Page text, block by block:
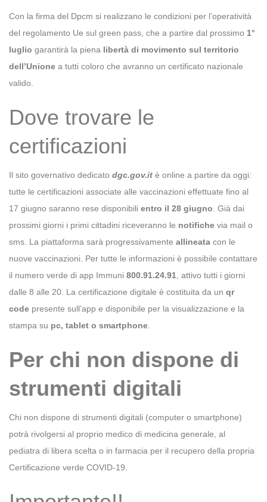
Con la firma del Dpcm si realizzano le condizioni per l’operatività
del regolamento Ue sul green pass, che a partire dal prossimo 1°
luglio garantirà la piena libertà di movimento sul territorio
dell’Unione a tutti coloro che avranno un certificato nazionale
valido.
Dove trovare le
certificazioni
Il sito governativo dedicato dgc.gov.it è online a partire da oggi:
tutte le certificazioni associate alle vaccinazioni effettuate fino al
17 giugno saranno rese disponibili entro il 28 giugno . Già dai
prossimi giorni i primi cittadini riceveranno le notifiche via mail o
sms. La piattaforma sarà progressivamente allineata con le
nuove vaccinazioni. Per tutte le informazioni è possibile contattare
il numero verde di app Immuni 800.91.24.91 , attivo tutti i giorni
dalle 8 alle 20. La certificazione digitale è costituita da un qr
code presente sull’app e disponibile per la visualizzazione e la
stampa su pc, tablet o smartphone
Per chi non dispone di
strumenti digitali
Chi non dispone di strumenti digitali (computer o smartphone)
potrà rivolgersi al proprio medico di medicina generale, al
pediatra di libera scelta o in farmacia per il recupero della propria
Certificazione verde COVID-19.